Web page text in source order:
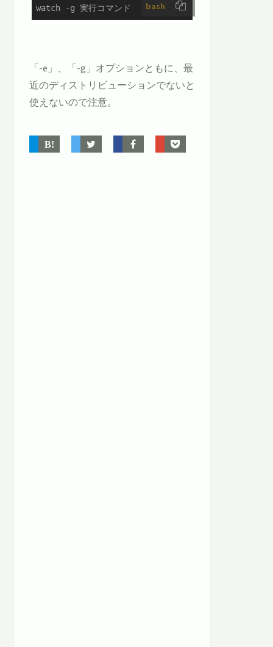
bash
watch -g 実行コマンド
「-e」、「-g」オプションともに、最
近のディストリビューションでないと
使えないので注意。